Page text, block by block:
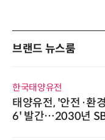
브랜드 뉴스룸
한국태양유전
태양유전, '안전·환
6' 발간…2030년